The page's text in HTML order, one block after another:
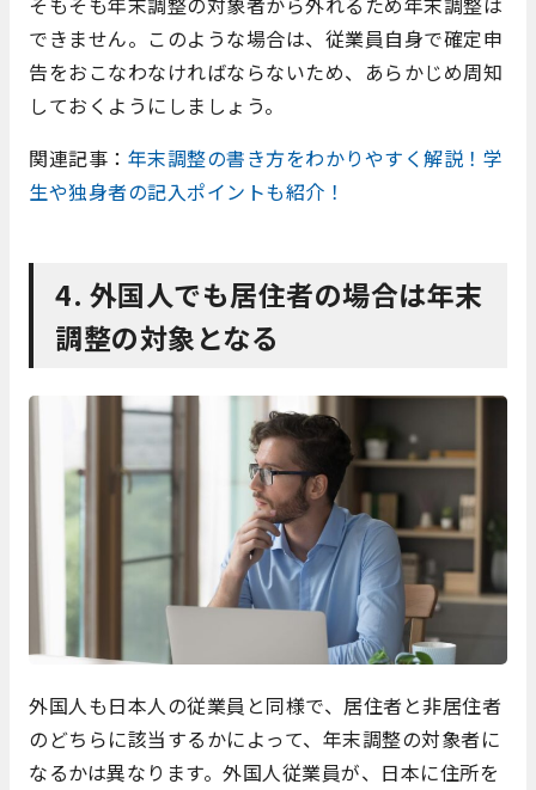
できません。このような場合は、従業員自身で確定申
告をおこなわなければならないため、あらかじめ周知
しておくようにしましょう。
関連記事： 年末調整の書き方をわかりやすく解説！学
生や独身者の記入ポイントも紹介！
4. 外国人でも居住者の場合は年末
調整の対象となる
外国人も日本人の従業員と同様で、居住者と非居住者
のどちらに該当するかによって、年末調整の対象者に
なるかは異なります。外国人従業員が、日本に住所を